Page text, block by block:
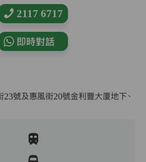
2117 6717
即時對話
號及惠風街20號金利豐大廈地下、